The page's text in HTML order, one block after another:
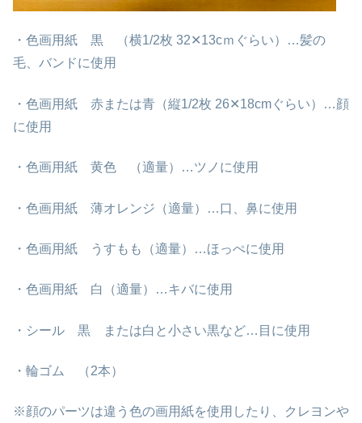
・色画用紙 黒 （横1/2枚 32✕13cｍぐらい）…髪の
毛、バンドに使用
・色画用紙 赤または青（縦1/2枚 26✕18cmぐらい）…顔
に使用
・色画用紙 黄色 （適量）…ツノに使用
・色画用紙 薄オレンジ（適量）…口、鼻に使用
・色画用紙 うすもも（適量）…ほっぺに使用
・色画用紙 白（適量）…キバに使用
・シール 黒 または白と小さい黒など…目に使用
・輪ゴム （2本）
※顔のパーツは違う色の画用紙を使用したり、クレヨンや